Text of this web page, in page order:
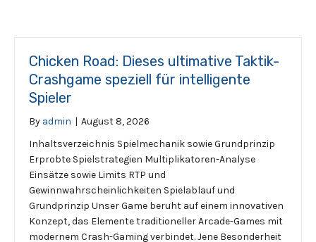
Chicken Road: Dieses ultimative Taktik-
Crashgame speziell für intelligente
Spieler
By admin | August 8, 2026
Inhaltsverzeichnis Spielmechanik sowie Grundprinzip
Erprobte Spielstrategien Multiplikatoren-Analyse
Einsätze sowie Limits RTP und
Gewinnwahrscheinlichkeiten Spielablauf und
Grundprinzip Unser Game beruht auf einem innovativen
Konzept, das Elemente traditioneller Arcade-Games mit
modernem Crash-Gaming verbindet. Jene Besonderheit